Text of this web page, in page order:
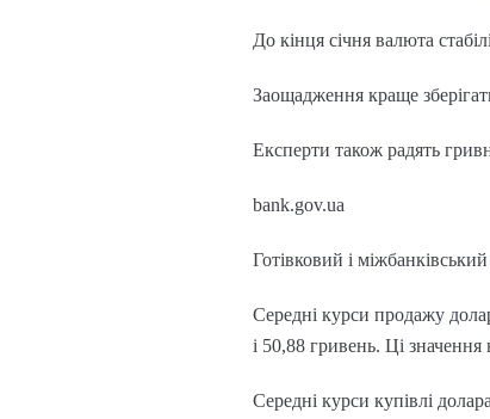
До кінця січня валюта
Заощадження краще
Експерти також радять
bank.gov.ua
Готівковий і
Середні курси продажу
і 50,88 гривень. Ці
Середні курси купівлі